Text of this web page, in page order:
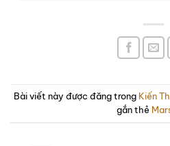
Bài viết này được đăng trong Kiến
gắn thẻ